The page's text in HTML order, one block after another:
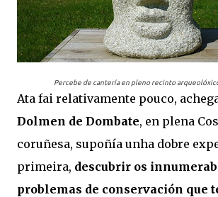
Percebe de cantería en pleno recinto
Ata fai relativamente pouco,
Dolmen de Dombate, en plena
coruñesa, supoñía unha dobre
primeira, descubrir os
problemas de conservación que